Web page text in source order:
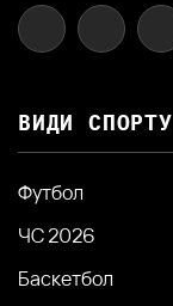
ВИДИ СПОРТУ
Футбол
ЧС 2026
Баскетбол